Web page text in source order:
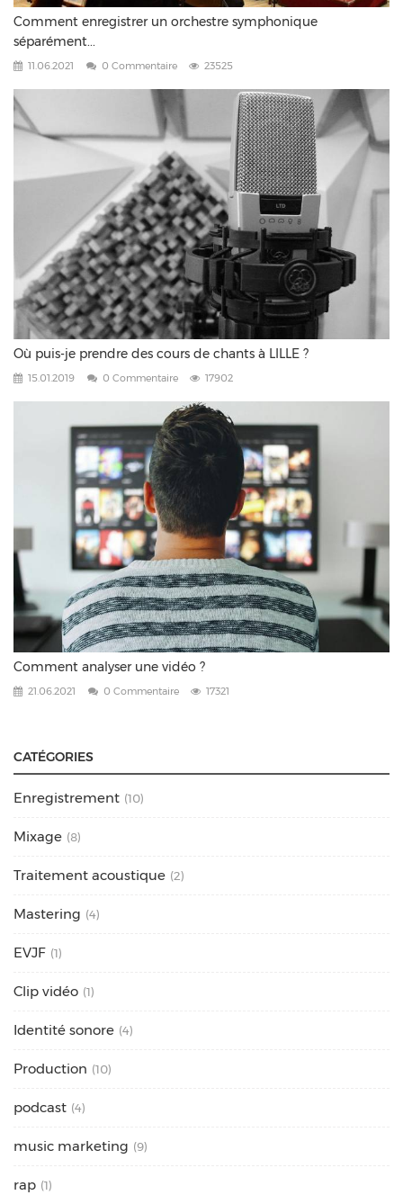
Comment enregistrer un orchestre symphonique
séparément...
11.06.2021 0 Commentaire 23525
Où puis-je prendre des cours de chants à LILLE ?
15.01.2019 0 Commentaire 17902
Comment analyser une vidéo ?
21.06.2021 0 Commentaire 17321
CATÉGORIES
Enregistrement (10)
Mixage (8)
Traitement acoustique (2)
Mastering (4)
EVJF (1)
Clip vidéo (1)
Identité sonore (4)
Production (10)
podcast (4)
music marketing (9)
rap (1)